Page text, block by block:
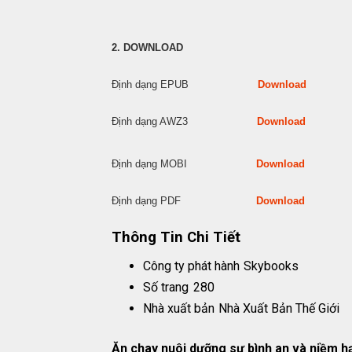
2. DOWNLOAD
Định dạng EPUB Download
Định dạng AWZ3 Download
Định dạng MOBI Download
Định dạng PDF Download
Thông Tin Chi Tiết
Công ty phát hành Skybooks
Số trang 280
Nhà xuất bản Nhà Xuất Bản Thế Giới
Ăn chay nuôi dưỡng sự bình an và niềm